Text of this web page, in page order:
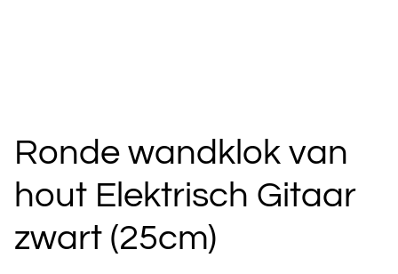
Ronde wandklok van
hout Elektrisch Gitaar
zwart (25cm)